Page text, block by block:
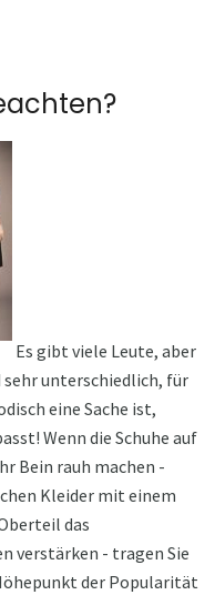
Es gibt viele Leute, aber
sehr unterschiedlich, für
eine Sache ist,
Wenn die Schuhe auf
Bein rauh machen -
Kleider mit einem
das
verstärken - tragen Sie
der Popularität